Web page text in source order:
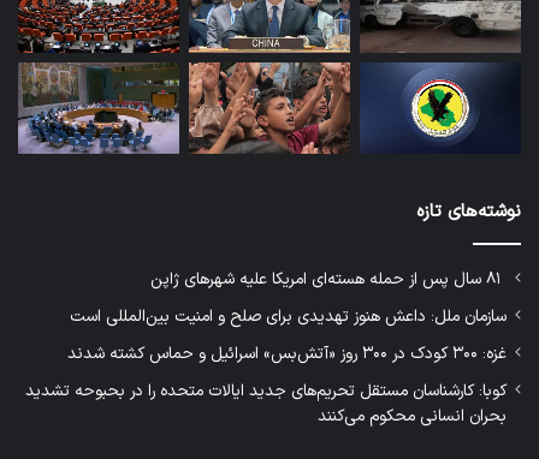
نوشته‌های تازه
سازمان ملل: داعش هنوز تهدیدی برای صلح و امنیت بین‌المللی است
غزه: ۳۰۰ کودک در ۳۰۰ روز «آتش‌بس» اسرائیل و حماس کشته شدند
کوبا: کارشناسان مستقل تحریم‌های جدید ایالات متحده را در بحبوحه تشدید
بحران انسانی محکوم می‌کنند